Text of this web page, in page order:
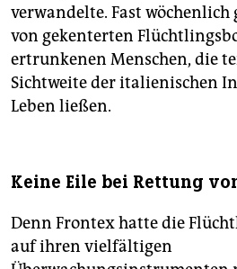
verwandelte. Fast wöchenlich
von gekenterten
ertrunkenen Menschen, die
Sichtweite der italienischen
Leben ließen.
Keine Eile bei Rettung
Denn Frontex hatte die
auf ihren vielfältigen